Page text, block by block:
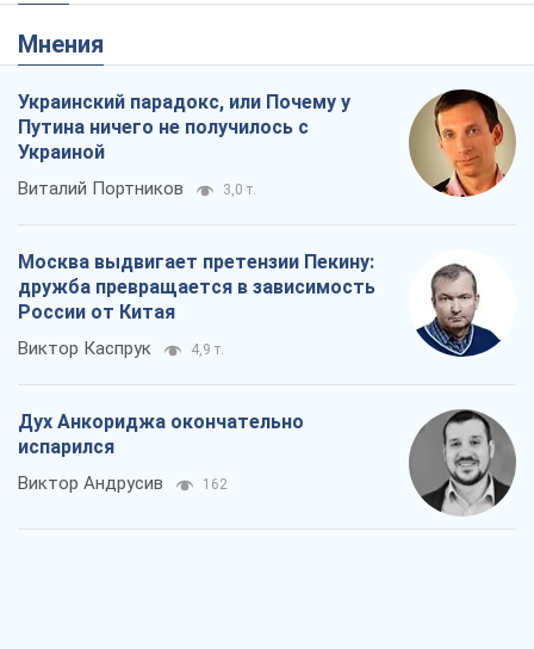
Мнения
Украинский парадокс, или Почему у
Путина ничего не получилось с
Украиной
Виталий Портников 3,0 т.
Москва выдвигает претензии Пекину:
дружба превращается в зависимость
России от Китая
Виктор Каспрук 4,9 т.
Дух Анкориджа окончательно
испарился
Виктор Андрусив 162